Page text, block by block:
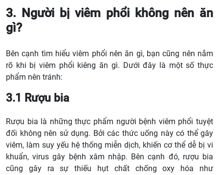
3. Người bị viêm phổi không nên ăn
gì?
Bên cạnh tìm hiểu viêm phổi nên ăn gì, bạn cũng nên nắm
rõ khi bị viêm phổi kiêng ăn gì. Dưới đây là một số thực
phẩm nên tránh:
3.1 Rượu bia
Rượu bia là những thực phẩm người bệnh viêm phổi tuyệt
đối không nên sử dụng. Bởi các thức uống này có thể gây
viêm, làm suy yếu hệ thống miễn dịch, khiến cơ thể dễ bị vi
khuẩn, virus gây bệnh xâm nhập. Bên cạnh đó, rượu bia
cũng gây ra sự thiếu hụt chất chống oxy hóa như